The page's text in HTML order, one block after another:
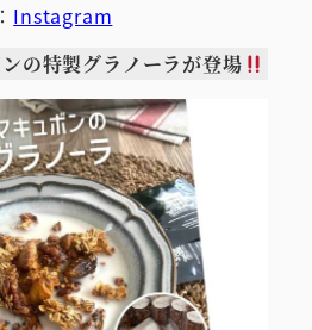
Instagram
ンの特製グラノーラが登場